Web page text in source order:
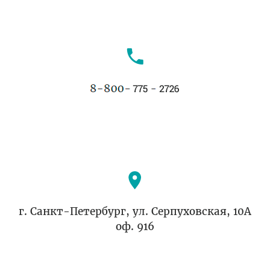
г. Санкт-Петербург, ул. Серпуховская, 10А
оф. 916